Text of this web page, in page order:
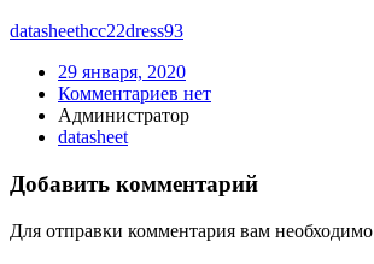
datasheethcc22dress93
29 января, 2020
Комментариев нет
Администратор
datasheet
Добавить комментарий
Для отправки комментария вам необходимо